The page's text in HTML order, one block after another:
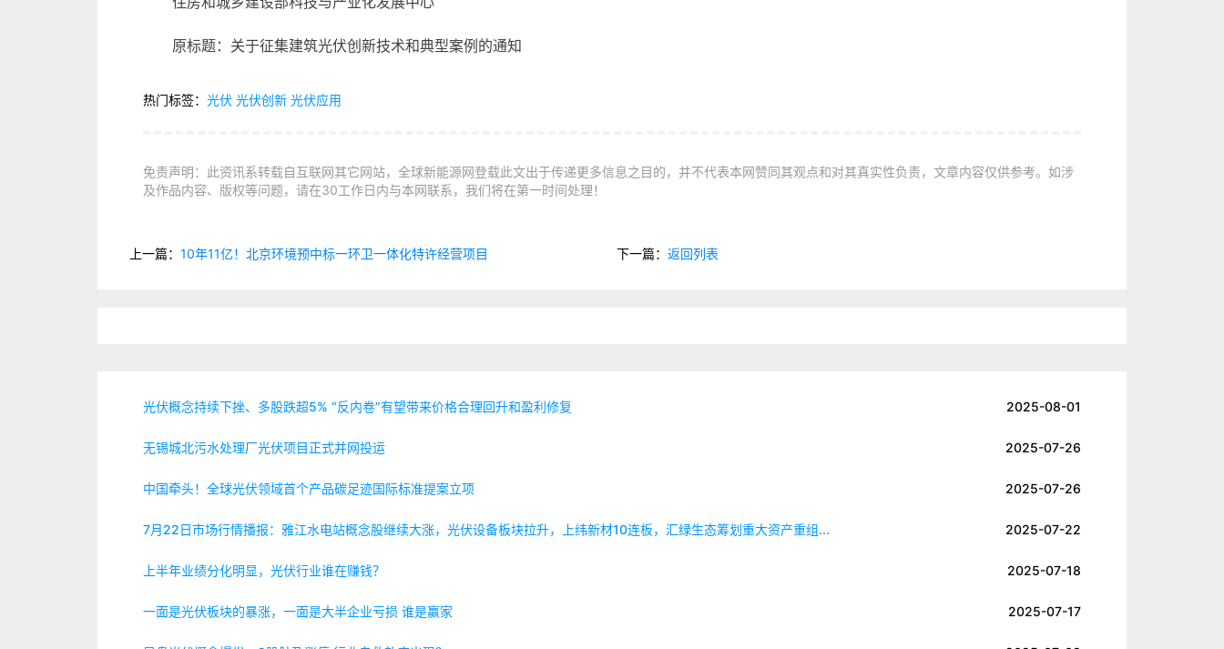
原标题：关于征集建筑光伏创新技术和典型案例的通知
热门标签： 光伏 光伏创新 光伏应用
免责声明：此资讯系转载自互联网其它网站，全球新能源网登载此文出于传递更多信息之目的，并不代表本网赞同其观点和对其真实性负责，文章内容仅供参考。如涉
及作品内容、版权等问题，请在30工作日内与本网联系，我们将在第一时间处理！
上一篇： 10年11亿！北京环境预中标一环卫一体化特许经营项目 下一篇： 返回列表
光伏概念持续下挫、多股跌超5% “反内卷”有望带来价格合理回升和盈利修复 2025-08-01
无锡城北污水处理厂光伏项目正式并网投运 2025-07-26
中国牵头！全球光伏领域首个产品碳足迹国际标准提案立项 2025-07-26
7月22日市场行情播报：雅江水电站概念股继续大涨，光伏设备板块拉升，上纬新材10连板，汇绿生态筹划重大资产重组... 2025-07-22
上半年业绩分化明显，光伏行业谁在赚钱？ 2025-07-18
一面是光伏板块的暴涨，一面是大半企业亏损 谁是赢家 2025-07-17